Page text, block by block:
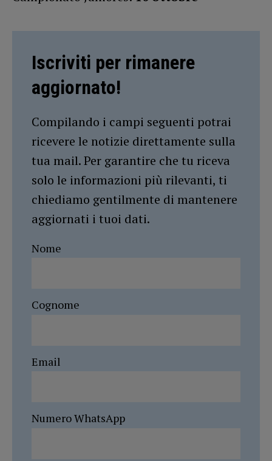
Iscriviti per rimanere
aggiornato!
Compilando i campi seguenti potrai
ricevere le notizie direttamente sulla
tua mail. Per garantire che tu riceva
solo le informazioni più rilevanti, ti
chiediamo gentilmente di mantenere
aggiornati i tuoi dati.
Nome
Cognome
Email
Numero WhatsApp